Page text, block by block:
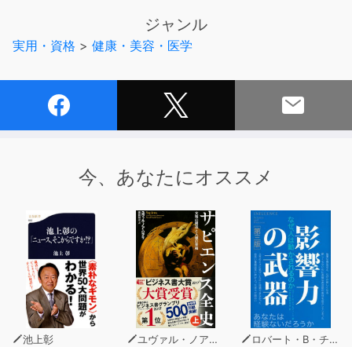
大切なのは楽しく続けられることです。
本書を読んで、順に実行すれば、間違いなくそれを現実の
1年間でなんと50キロの減量に成功した岡田斗司夫氏が、
自身の体験を元に教えます!
ジャンル
実用・資格 > 健康・美容・医学
今、あなたにオススメ
池上彰 ユヴァル・ノア・ハラリ ロバート・B・チャルディーニ